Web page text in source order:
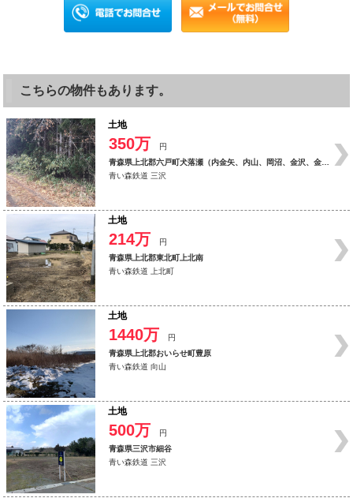
こちらの物件もあります。
土地
350万
円
青森県上北郡六戸町犬落瀬（内金矢、内山、岡沼、金沢、金矢、上淋代、木越、権現沢、
青い森鉄道 三沢
土地
214万
円
青森県上北郡東北町上北南
青い森鉄道 上北町
土地
1440万
円
青森県上北郡おいらせ町豊原
青い森鉄道 向山
土地
500万
円
青森県三沢市細谷
青い森鉄道 三沢